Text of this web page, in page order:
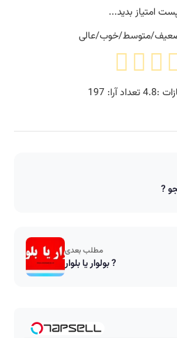
امتیاز بدید...
متوسط/خوب/عالی
:
4.8تعداد آرا:197
?
مطلب بعدی
بولوار یا بلوار ?